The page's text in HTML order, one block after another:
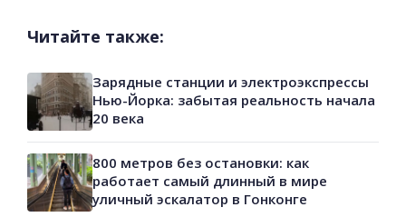
Читайте также:
Зарядные станции и электроэкспрессы
Нью-Йорка: забытая реальность начала
20 века
800 метров без остановки: как
работает самый длинный в мире
уличный эскалатор в Гонконге